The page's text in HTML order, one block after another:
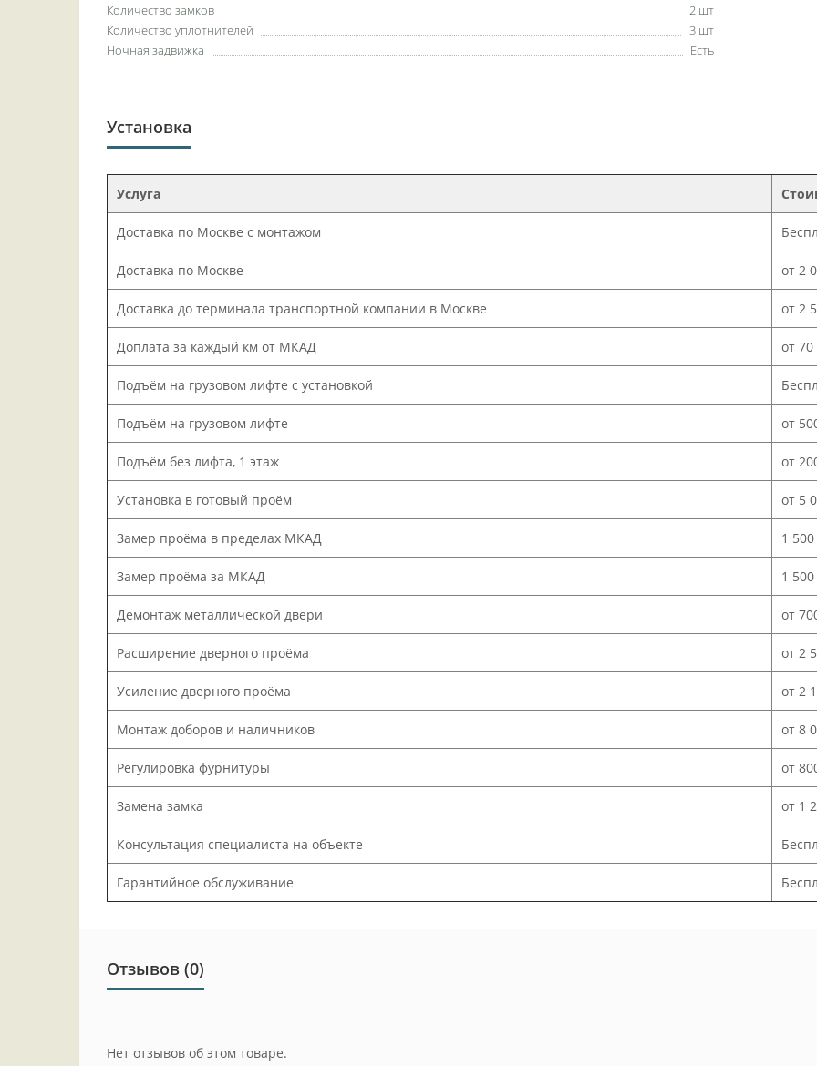
Количество замков
2 шт
Количество уплотнителей
3 шт
Ночная задвижка
Есть
Установка
Услуга
Доставка по Москве с монтажом
Доставка по Москве от 2
Доставка до терминала транспортной компании в Москве от 2
Доплата за каждый км от МКАД от
Подъём на грузовом лифте с установкой
Подъём на грузовом лифте от
Подъём без лифта, 1 этаж от
Установка в готовый проём от 5
Замер проёма в пределах МКАД 1
Замер проёма за МКАД 1
Демонтаж металлической двери от
Расширение дверного проёма от 2
Усиление дверного проёма от 2
Монтаж доборов и наличников от 8
Регулировка фурнитуры от
Замена замка от 1
Консультация специалиста на объекте
Гарантийное обслуживание
Отзывов (0)
Нет отзывов об этом товаре.